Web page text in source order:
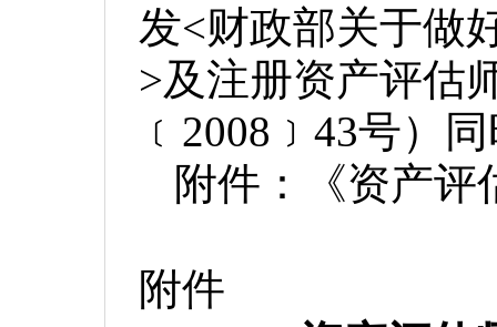
发<财政部关于做
>及注册资产评估
﹝2008﹞43号）
附件：《资产评
附件